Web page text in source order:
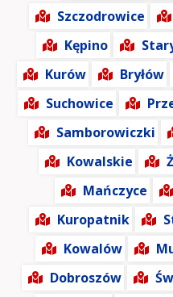
Szczodrowice
Kępino
Kurów
Bryłów
Suchowice
Samborowiczki
Kowalskie
Mańczyce
Kuropatnik
Kowalów
Dobroszów